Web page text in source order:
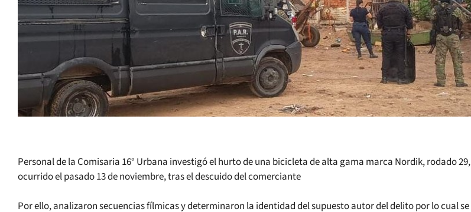
Personal de la Comisaria 16° Urbana investigó el hurto de una bicicleta de alta gama marca Nordik, rodado 29,
ocurrido el pasado 13 de noviembre, tras el descuido del comerciante
Por ello, analizaron secuencias fílmicas y determinaron la identidad del supuesto autor del delito por lo cual se